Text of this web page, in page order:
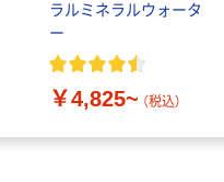
ラルミネラルウォータ
ー
￥4,825~ （税込）